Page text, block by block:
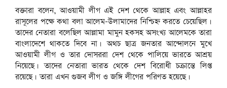
বক্তারা বলেন, আওয়ামী লীগ এই দেশ থেকে আল্লাহ এবং আল্লাহর
রাসূলের পক্ষে কথা বলা আলেম-উলামাদের নিশ্চিহ্ন করতে চেয়েছিল।
তাদের নেতারা বলেছিল আল্লামা মামুন হকসহ অসংখ্য আলেমকে তারা
বাংলাদেশে থাকতে দিবে না। অথচ ছাত্র জনতার আন্দোলনে মুখে
আওয়ামী লীগ ও তার দোসররা দেশ থেকে পালিয়ে ভারতে আশ্রয়
নিয়েছে। তাদের নেতারা ভারত থেকে দেশ বিরোধী চক্রান্তে লিপ্ত
রয়েছে। তারা এখন গুজব লীগ ও জঙ্গি লীগের পরিণত হয়েছে।